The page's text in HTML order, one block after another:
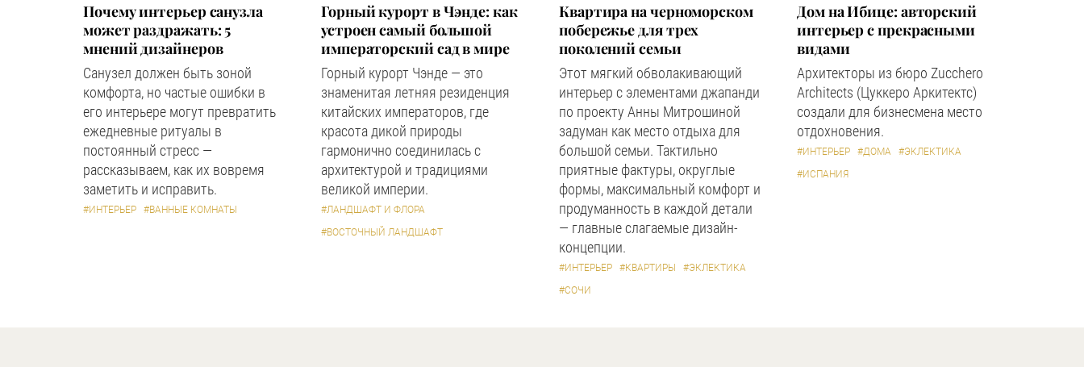
Почему интерьер санузла
может раздражать: 5
мнений дизайнеров
Санузел должен быть зоной
комфорта, но частые ошибки в
его интерьере могут превратить
ежедневные ритуалы в
постоянный стресс —
рассказываем, как их вовремя
заметить и исправить.
#ИНТЕРЬЕР #ВАННЫЕ КОМНАТЫ
Горный курорт в Чэнде: как
устроен самый большой
императорский сад в мире
Горный курорт Чэнде — это
знаменитая летняя резиденция
китайских императоров, где
красота дикой природы
гармонично соединилась с
архитектурой и традициями
великой империи.
#ЛАНДШАФТ И ФЛОРА
#ВОСТОЧНЫЙ ЛАНДШАФТ
Квартира на черноморском
побережье для трех
поколений семьи
Этот мягкий обволакивающий
интерьер с элементами джапанди
по проекту Анны Митрошиной
задуман как место отдыха для
большой семьи. Тактильно
приятные фактуры, округлые
формы, максимальный комфорт и
продуманность в каждой детали
— главные слагаемые дизайн-
концепции.
#ИНТЕРЬЕР #КВАРТИРЫ
#ЭКЛЕКТИКА
#СОЧИ
Дом на Ибице: авторский
интерьер с прекрасными
видами
Архитекторы из бюро Zucchero
Architects (Цуккеро Аркитектс)
создали для бизнесмена место
отдохновения.
#ИНТЕРЬЕР #ДОМА
#ЭКЛЕКТИКА
#ИСПАНИЯ